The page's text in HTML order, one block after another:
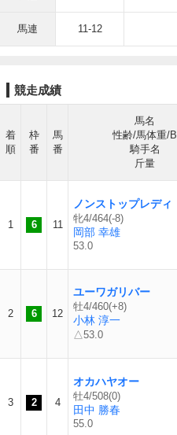
馬連 11-12
競走成績
着
順
枠
番
馬
番
馬名
性齢/馬体重/B
騎手名
斤量
1 6 11
ノンストップレディ
牝4/464(-8)
岡部 幸雄
53.0
2 6 12
ユーワガリバー
牡4/460(+8)
小林 淳一
△53.0
3 2 4
オカハヤオー
牡4/508(0)
田中 勝春
55.0